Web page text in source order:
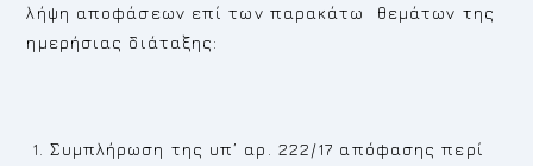
λήψη αποφάσεων επί των παρακάτω θεμάτων της
ημερήσιας διάταξης:
Συμπλήρωση της υπ’ αρ. 222/17 απόφασης περί